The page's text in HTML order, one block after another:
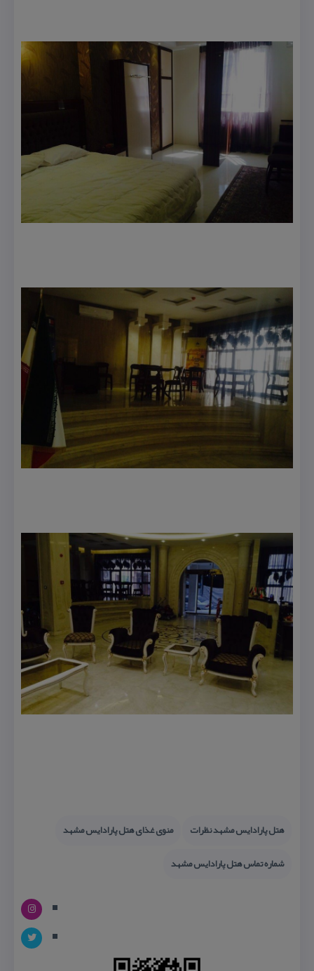
هتل پارادایس مشهد نظرات
منوی غذای هتل پارادایس مشهد
شماره تماس هتل پارادایس مشهد